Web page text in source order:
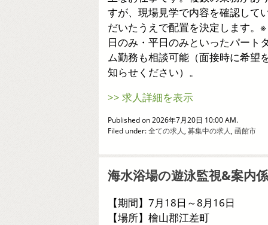
すが、現場見学で内容を確認して
だいたうえで配置を決定します。
日のみ・平日のみといったパート
ム勤務も相談可能（面接時に希望
知らせください）。
>> 求人詳細を表示
Published on 2026年7月20日 10:00 AM.
Filed under:全ての求人, 募集中の求人, 函館市
海水浴場の遊泳監視&案内係
【期間】7月18日～8月16日
【場所】檜山郡江差町